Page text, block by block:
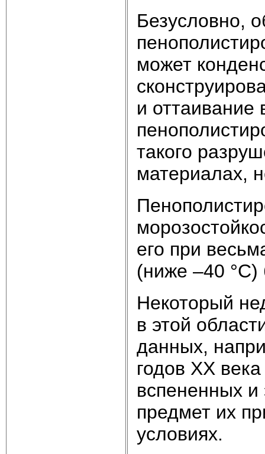
Безусловно,
может
и оттаивание
такого
материалах,
его при
(ниже –40 °С)
Некоторый
в этой
данных,
годов XX
вспененных и
предмет их
условиях.